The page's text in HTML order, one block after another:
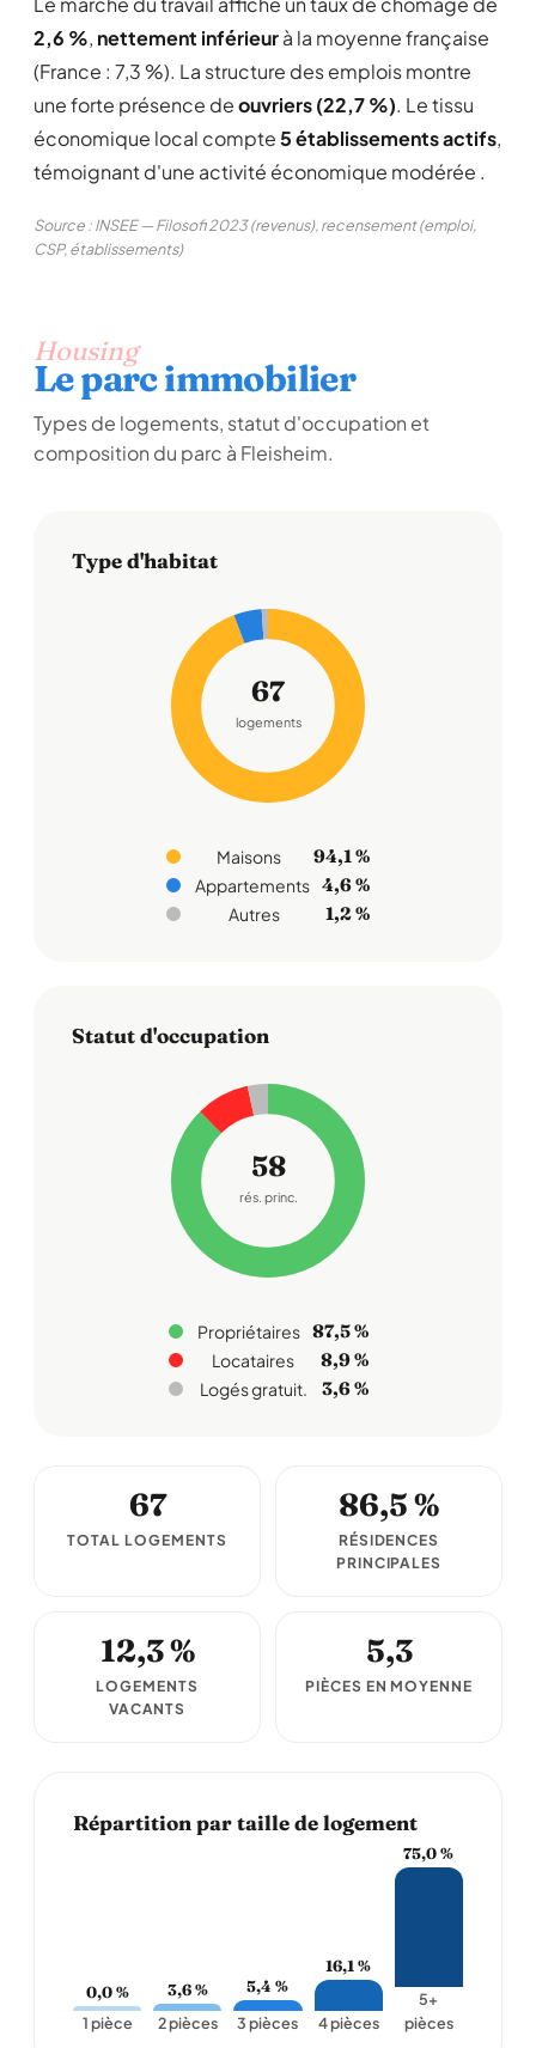
2,6 %, nettement inférieurà la moyenne française
(France : 7,3 %). La structure des emplois montre
une forte présence deouvriers (22,7 %). Le tissu
économique local compte5 établissements actifs,
témoignant d'une activité économique modérée .
Source : INSEE — Filosofi 2023 (revenus), recensement (emploi,
CSP, établissements)
Housing
Le parc immobilier
Types de logements, statut d'occupation et
composition du parc à Fleisheim.
Type d'habitat
67
logements
Maisons 94,1 %
Appartements 4,6 %
Autres 1,2 %
Statut d'occupation
58
rés. princ.
Propriétaires 87,5 %
Locataires 8,9 %
Logés gratuit. 3,6 %
67
TOTAL LOGEMENTS
86,5 %
RÉSIDENCES
PRINCIPALES
12,3 %
LOGEMENTS
VACANTS
5,3
PIÈCES EN MOYENNE
Répartition par taille de logement
0,0 %
1 pièce
3,6 %
2 pièces
5,4 %
3 pièces
16,1 %
4 pièces
75,0 %
5+
pièces